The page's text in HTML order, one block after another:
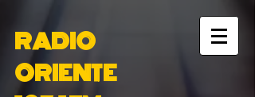
RADIO
ORIENTE